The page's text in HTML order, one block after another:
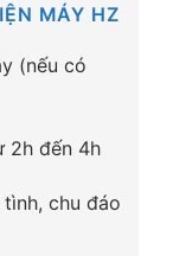
MÁY HZ
(nếu có
2h đến 4h
chu đáo